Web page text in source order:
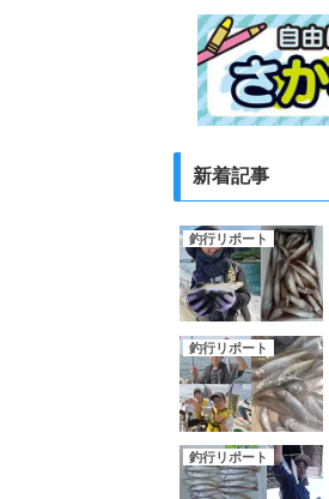
新着記事
釣行リポート
釣行リポート
釣行リポート